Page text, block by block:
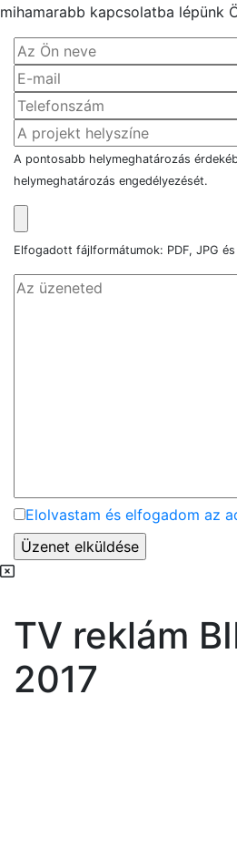
mihamarabb kapcsolatba lépünk
A pontosabb helymeghatározás
helymeghatározás engedélyezését.
Elfogadott fájlformátumok: PDF, JPG és
Elolvastam és elfogadom az
TV reklám
2017